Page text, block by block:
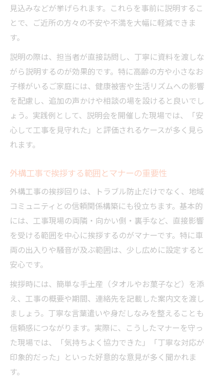
見込みなどが挙げられます。これらを事前に説明するこ
とで、ご近所の方々の不安や不満を大幅に軽減できま
す。
説明の際は、担当者が直接訪問し、丁寧に資料を渡しな
がら説明するのが効果的です。特に高齢の方や小さなお
子様がいるご家庭には、健康被害や生活リズムへの影響
を配慮し、追加の声かけや相談の場を設けると良いでし
ょう。実践例として、説明会を開催した現場では、「安
心して工事を見守れた」と評価されるケースが多く見ら
れます。
外構工事で挨拶する範囲とマナーの重要性
外構工事の挨拶回りは、トラブル防止だけでなく、地域
コミュニティとの信頼関係構築にも役立ちます。基本的
には、工事現場の両隣・向かい側・裏手など、直接影響
を受ける範囲を中心に挨拶するのがマナーです。特に車
両の出入りや騒音が及ぶ範囲は、少し広めに設定すると
安心です。
挨拶時には、簡単な手土産（タオルやお菓子など）を添
え、工事の概要や期間、連絡先を記載した案内文を渡し
ましょう。丁寧な言葉遣いや身だしなみを整えることも
信頼感につながります。実際に、こうしたマナーを守っ
た現場では、「気持ちよく協力できた」「丁寧な対応が
印象的だった」といった好意的な意見が多く聞かれま
す。